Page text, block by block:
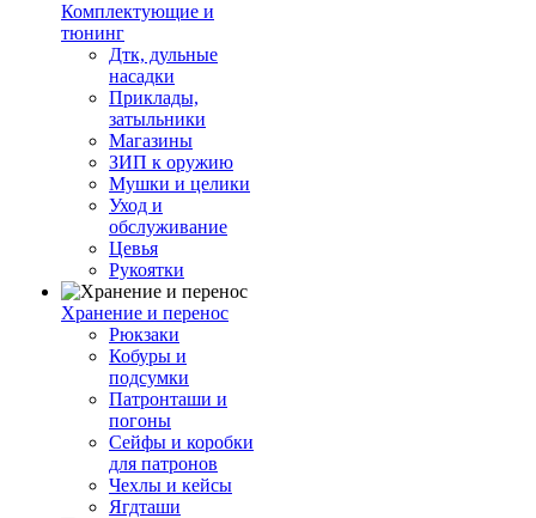
Комплектующие и
тюнинг
Дтк, дульные
насадки
Приклады,
затыльники
Магазины
ЗИП к оружию
Мушки и целики
Уход и
обслуживание
Цевья
Рукоятки
Хранение и перенос
Рюкзаки
Кобуры и
подсумки
Патронташи и
погоны
Сейфы и коробки
для патронов
Чехлы и кейсы
Ягдташи